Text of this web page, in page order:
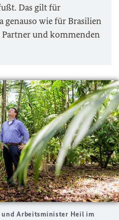
Das gilt für
genauso wie für Brasilien
Partner und kommenden
und Arbeitsminister Heil im